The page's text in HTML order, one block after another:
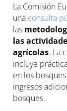
La Comisión
una consulta
las
las
agrícolas. La
incluye
en los
ingresos
bosques.